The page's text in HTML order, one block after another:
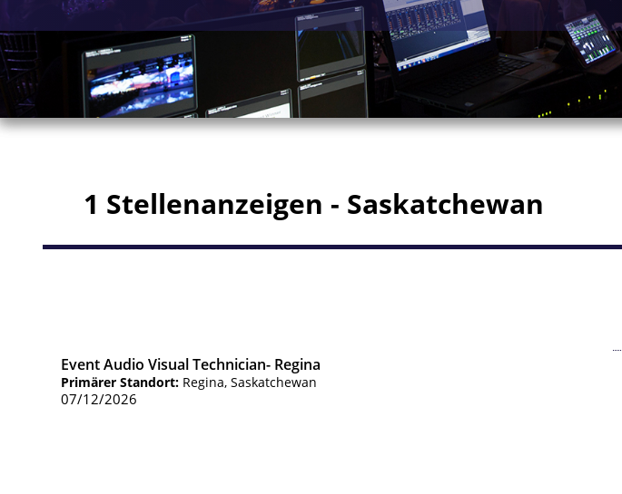
1 Stellenanzeigen - Saskatchewan
Event Audio Visual Technician- Regina
Primärer Standort: Regina, Saskatchewan
07/12/2026